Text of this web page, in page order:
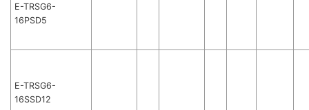
E-TRSG6-
16PSD5
E-TRSG6-
16SSD12